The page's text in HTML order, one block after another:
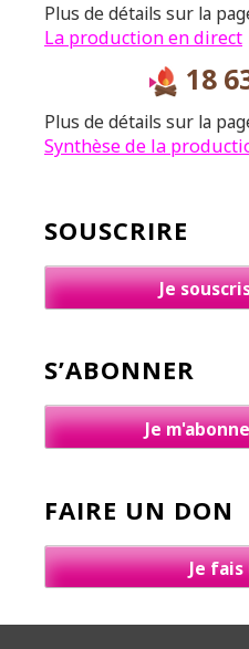
Plus de détails sur la
La production en direct
18
Plus de détails sur la
Synthèse de la
SOUSCRIRE
Je
S’ABONNER
Je
FAIRE UN DON
Je fais